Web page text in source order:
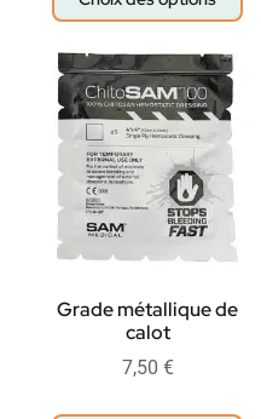
Grade métallique de
calot
7,50 €